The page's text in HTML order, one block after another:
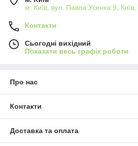
м. Київ, вул. Павла Усенка 9, Київ,
Контакти
Сьогодні вихідний
Показати весь графік роботи
Про нас
Контакти
Доставка та оплата